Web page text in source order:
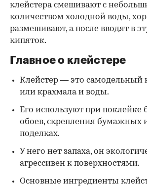
клейстера смешивают с
количеством холодной воды,
размешивают, а после вводят в
кипяток.
Главное о клейстере
Клейстер — это самодельный
или крахмала и воды.
Его используют при
обоев, скрепления бумажных
поделках.
У него нет запаха, он
агрессивен к поверхностями.
Основные ингредиенты